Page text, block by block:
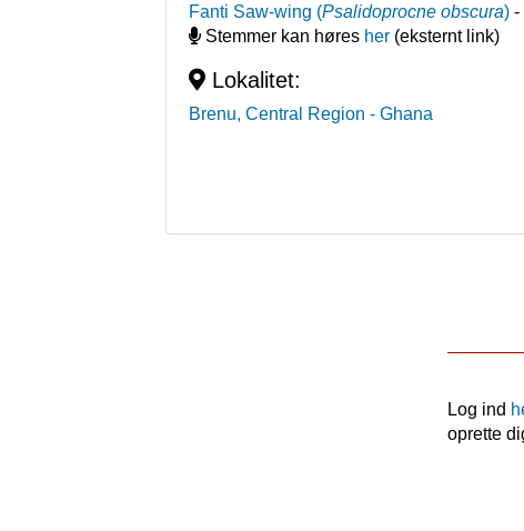
Fanti Saw-wing (Psalidoprocne obscura)-
Stemmer kan høres her (eksternt link)
Lokalitet:
Brenu, Central Region - Ghana
Log ind
oprette